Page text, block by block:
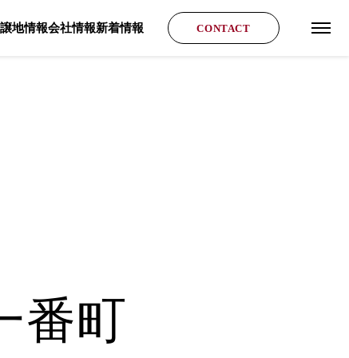
地情報会社情報新着情報 CONTACT
グロ
番町